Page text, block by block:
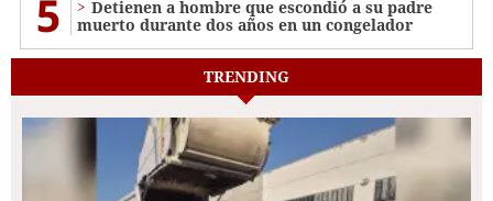
5
Detienen a hombre que escondió a su padre
muerto durante dos años en un congelador
TRENDING